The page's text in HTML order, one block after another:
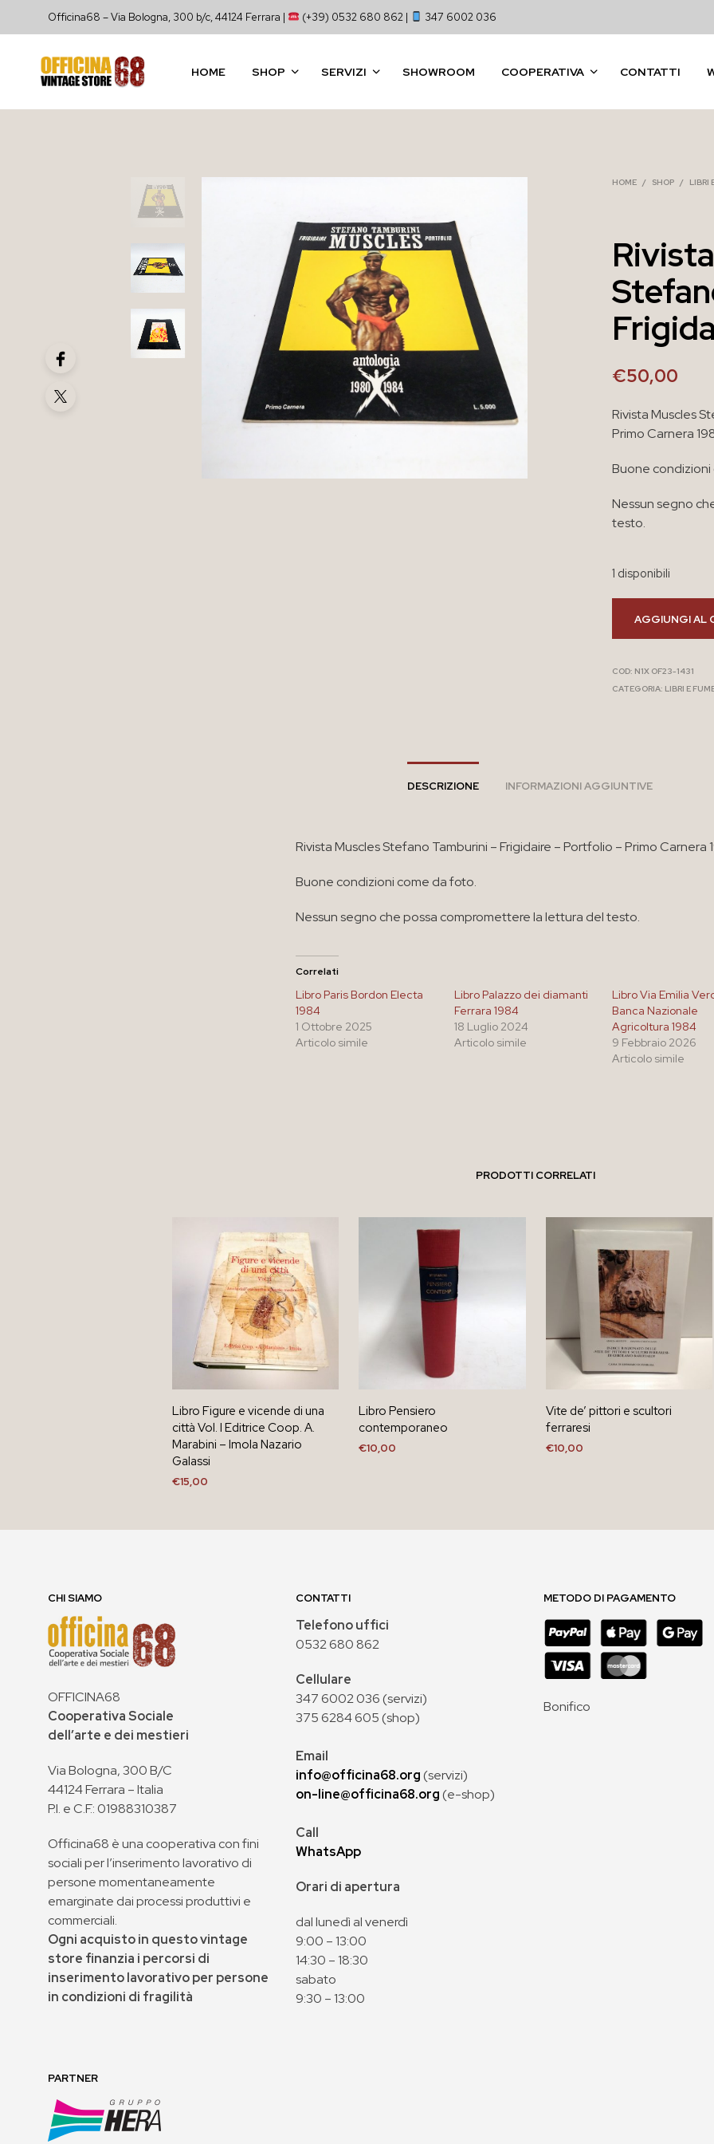
Officina68 – Via Bologna, 300 b/c, 44124 Ferrara | (+39) 0532 680 862 | 347 6002 036
HOME SHOP SERVIZI SHOWROOM COOPERATIVA CONTATTI
HOME / SHOP / LIBRI
€50,00
Rivista Muscles
Primo Carnera
Buone
Nessun segno
testo.
1 disponibili
AGGIUNGI AL
COD: N1X OF23-1431
CATEGORIA: LIBRI E
DESCRIZIONE INFORMAZIONI AGGIUNTIVE
Rivista Muscles Stefano Tamburini – Frigidaire – Portfolio – Primo Carnera
Buone condizioni come da foto.
Nessun segno che possa compromettere la lettura del testo.
Correlati
Libro Paris Bordon Electa
1984
1 Ottobre 2025
Articolo simile
Libro Palazzo dei diamanti
Ferrara 1984
18 Luglio 2024
Articolo simile
Libro Via Emilia
Banca Nazionale
Agricoltura 1984
9 Febbraio 2026
Articolo simile
PRODOTTI CORRELATI
Libro Figure e vicende di una
città Vol. I Editrice Coop. A.
Marabini – Imola Nazario
Galassi
€15,00
Libro Pensiero
contemporaneo
€10,00
Vite de’ pittori e scultori
ferraresi
€10,00
CHI SIAMO
OFFICINA68
Cooperativa Sociale
dell’arte e dei mestieri
Via Bologna, 300 B/C
44124 Ferrara – Italia
P.I. e C.F.: 01988310387
Officina68 è una cooperativa con fini
sociali per l’inserimento lavorativo di
persone momentaneamente
emarginate dai processi produttivi e
commerciali.
Ogni acquisto in questo vintage
store finanzia i percorsi di
inserimento lavorativo per persone
in condizioni di fragilità
CONTATTI
Telefono uffici
0532 680 862
Cellulare
347 6002 036 (servizi)
375 6284 605 (shop)
Email
info@officina68.org(servizi)
on-line@officina68.org(e-shop)
Call
WhatsApp
Orari di apertura
dal lunedì al venerdì
9:00 – 13:00
14:30 – 18:30
sabato
9:30 – 13:00
METODO DI PAGAMENTO
Bonifico
PARTNER